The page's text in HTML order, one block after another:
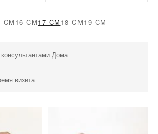
CM 16 CM17 CM 18 CM19 CM
Дома
визита